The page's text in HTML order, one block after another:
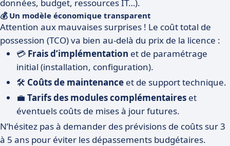
données, budget, ressources IT…).
💰 Un modèle économique transparent
Attention aux mauvaises surprises ! Le coût total de
possession (TCO) va bien au-delà du prix de la licence :
💳 Frais d’implémentation et de paramétrage
initial (installation, configuration).
🛠️ Coûts de maintenance et de support technique.
💼 Tarifs des modules complémentaires et
éventuels coûts de mises à jour futures.
N’hésitez pas à demander des prévisions de coûts sur 3
à 5 ans pour éviter les dépassements budgétaires.